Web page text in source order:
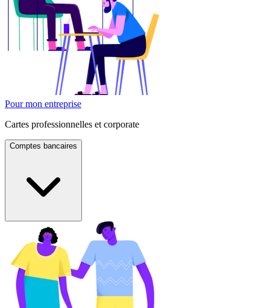
Pour mon entreprise
Cartes professionnelles et corporate
Comptes bancaires